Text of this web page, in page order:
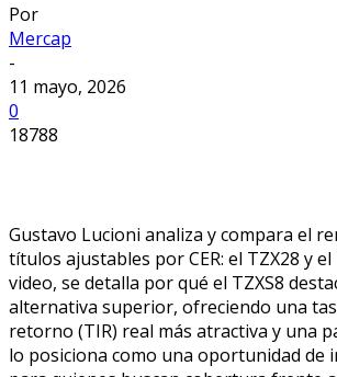
Por
Mercap
-
11 mayo, 2026
0
18788
Gustavo Lucioni analiza y compara el
títulos ajustables por CER: el TZX28 y el
video, se detalla por qué el TZXS8
alternativa superior, ofreciendo una
retorno (TIR) real más atractiva y una
lo posiciona como una oportunidad de